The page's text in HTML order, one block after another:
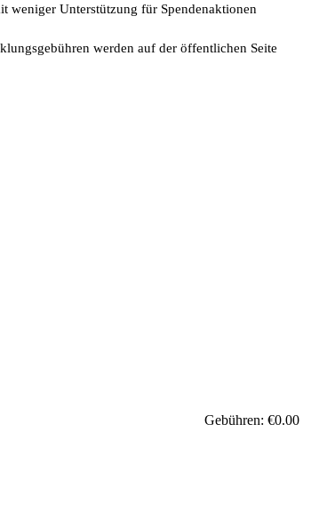
weniger Unterstützung für Spendenaktionen
werden auf der öffentlichen Seite
Gebühren: €0.00